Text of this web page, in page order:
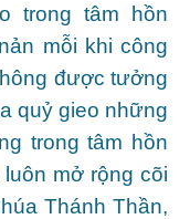
trong tâm hồn
mỗi khi công
được tưởng
quỷ gieo những
trong tâm hồn
mở rộng cõi
Thánh Thần,